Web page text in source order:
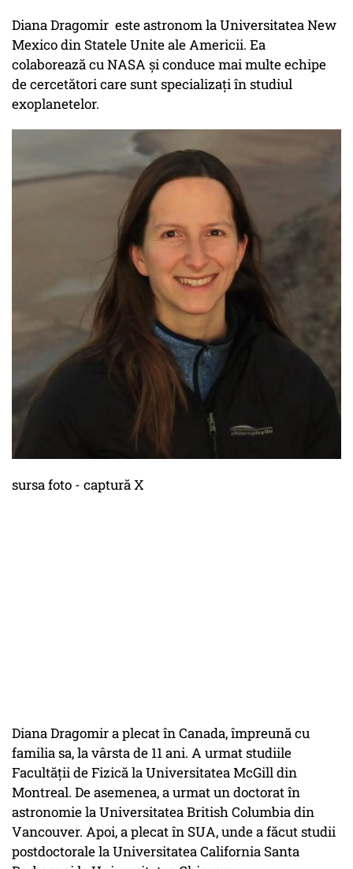
Diana Dragomir este astronom la Universitatea New
Mexico din Statele Unite ale Americii. Ea
colaborează cu NASA și conduce mai multe echipe
de cercetători care sunt specializaţi în studiul
exoplanetelor.
sursa foto - captură X
Diana Dragomir a plecat în Canada, împreună cu
familia sa, la vârsta de 11 ani. A urmat studiile
Facultăţii de Fizică la Universitatea McGill din
Montreal. De asemenea, a urmat un doctorat în
astronomie la Universitatea British Columbia din
Vancouver. Apoi, a plecat în SUA, unde a făcut studii
postdoctorale la Universitatea California Santa